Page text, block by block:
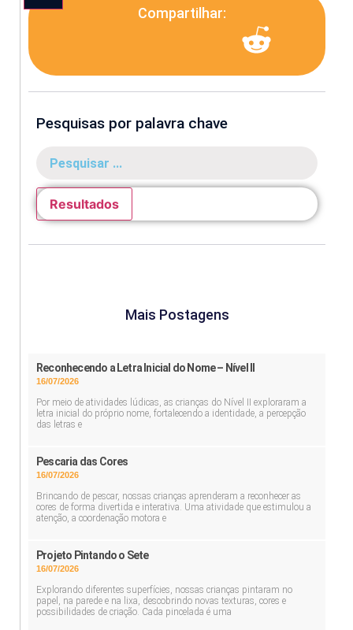
Compartilhar:
Pesquisas por palavra chave
Resultados
Mais Postagens
Reconhecendo a Letra Inicial do Nome – Nível II
16/07/2026
Por meio de atividades lúdicas, as crianças do Nível II exploraram a
letra inicial do próprio nome, fortalecendo a identidade, a percepção
das letras e
Pescaria das Cores
16/07/2026
Brincando de pescar, nossas crianças aprenderam a reconhecer as
cores de forma divertida e interativa. Uma atividade que estimulou a
atenção, a coordenação motora e
Projeto Pintando o Sete
16/07/2026
Explorando diferentes superfícies, nossas crianças pintaram no
papel, na parede e na lixa, descobrindo novas texturas, cores e
possibilidades de criação. Cada pincelada é uma